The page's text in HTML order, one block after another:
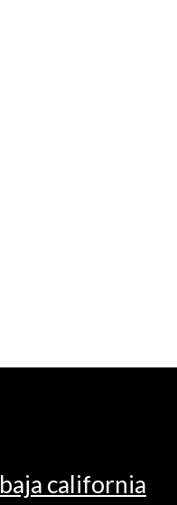
baja california